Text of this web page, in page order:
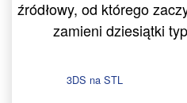
źródłowy, od którego
zamieni dziesiątki
3DS na STL